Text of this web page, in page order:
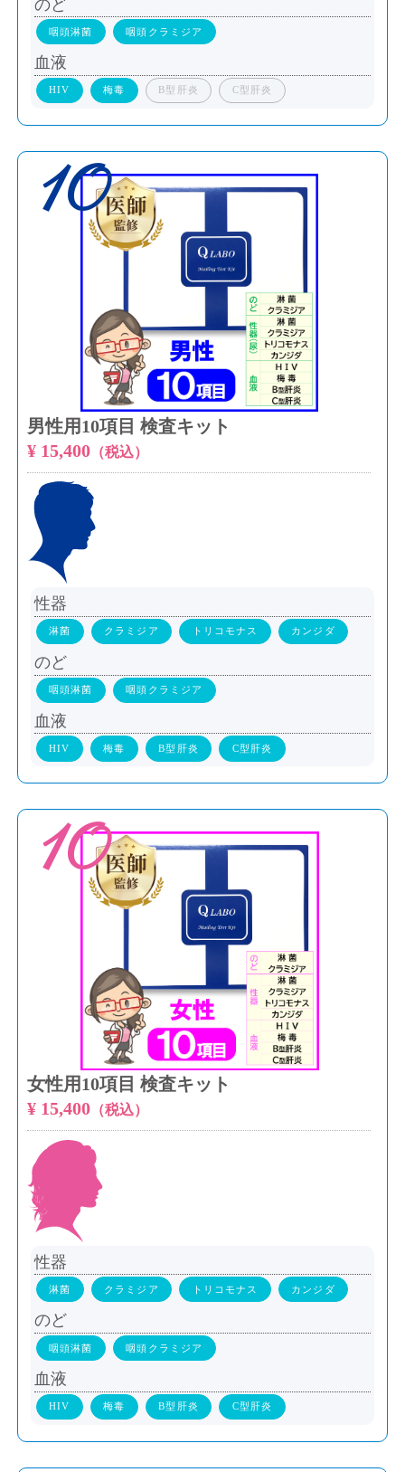
のど
咽頭淋菌 咽頭クラミジア
血液
HIV 梅毒 B型肝炎 C型肝炎
10
男性用10項目 検査キット
¥ 15,400（税込）
性器
淋菌 クラミジア トリコモナス カンジダ
のど
咽頭淋菌 咽頭クラミジア
血液
HIV 梅毒 B型肝炎 C型肝炎
10
女性用10項目 検査キット
¥ 15,400（税込）
性器
淋菌 クラミジア トリコモナス カンジダ
のど
咽頭淋菌 咽頭クラミジア
血液
HIV 梅毒 B型肝炎 C型肝炎